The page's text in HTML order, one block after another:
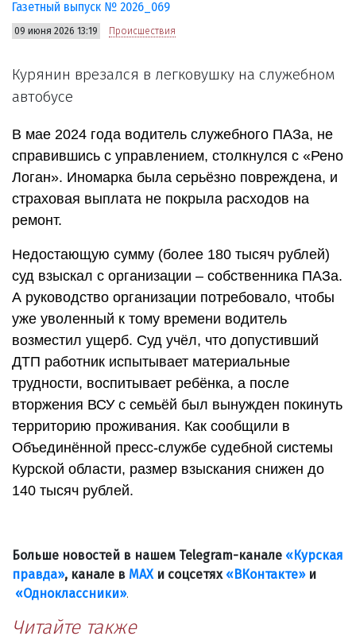
Газетный выпуск № 2026_069
09 июня 2026 13:19 Происшествия
Курянин врезался в легковушку на служебном
автобусе
В мае 2024 года водитель служебного ПАЗа, не
справившись с управлением, столкнулся с «Рено
Логан». Иномарка была серьёзно повреждена, и
страховая выплата не покрыла расходов на
ремонт.
Недостающую сумму (более 180 тысяч рублей)
суд взыскал с организации – собственника ПАЗа.
А руководство организации потребовало, чтобы
уже уволенный к тому времени водитель
возместил ущерб. Суд учёл, что допустивший
ДТП работник испытывает материальные
трудности, воспитывает ребёнка, а после
вторжения ВСУ с семьёй был вынужден покинуть
территорию проживания. Как сообщили в
Объединённой пресс-службе судебной системы
Курской области, размер взыскания снижен до
140 тысяч рублей.
Больше новостей в нашем Telegram-канале «Курская
правда», канале в МАХи соцсетях «ВКонтакте»и
«Одноклассники».
Читайте также